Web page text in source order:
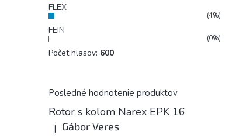
FLEX
(4%)
FEIN
(0%)
Počet hlasov: 600
Posledné hodnotenie produktov
Rotor s kolom Narex EPK 16
Hodnotenie produktu je 5 z 5 hviezdičiek.
| Gábor Veres